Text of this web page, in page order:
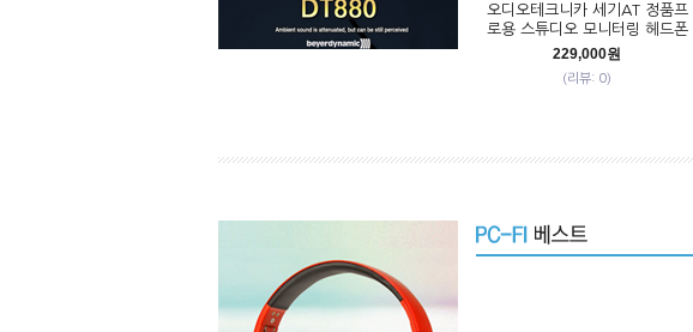
오디오테크니카 세기AT 정품프
로용 스튜디오 모니터링 헤드폰
229,000원
(리뷰: 0)